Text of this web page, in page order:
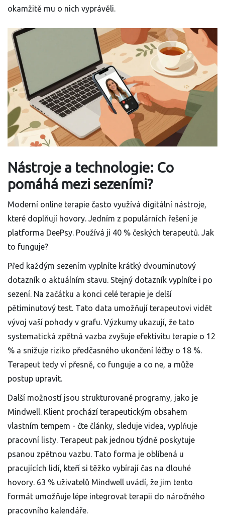
okamžitě mu o nich vyprávěli.
Nástroje a technologie: Co
pomáhá mezi sezeními?
Moderní online terapie často využívá digitální nástroje,
které doplňují hovory. Jedním z populárních řešení je
platforma DeePsy. Používá ji 40 % českých terapeutů. Jak
to funguje?
Před každým sezením vyplníte krátký dvouminutový
dotazník o aktuálním stavu. Stejný dotazník vyplníte i po
sezení. Na začátku a konci celé terapie je delší
pětiminutový test. Tato data umožňují terapeutovi vidět
vývoj vaší pohody v grafu. Výzkumy ukazují, že tato
systematická zpětná vazba zvyšuje efektivitu terapie o 12
% a snižuje riziko předčasného ukončení léčby o 18 %.
Terapeut tedy ví přesně, co funguje a co ne, a může
postup upravit.
Další možností jsou strukturované programy, jako je
Mindwell. Klient prochází terapeutickým obsahem
vlastním tempem - čte články, sleduje videa, vyplňuje
pracovní listy. Terapeut pak jednou týdně poskytuje
psanou zpětnou vazbu. Tato forma je oblíbená u
pracujících lidí, kteří si těžko vybírají čas na dlouhé
hovory. 63 % uživatelů Mindwell uvádí, že jim tento
formát umožňuje lépe integrovat terapii do náročného
pracovního kalendáře.